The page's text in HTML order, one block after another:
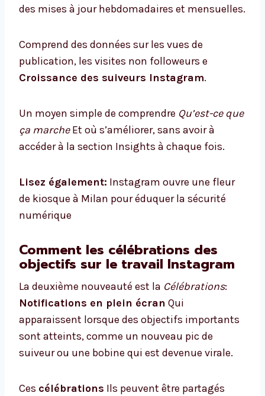
des mises à jour hebdomadaires et mensuelles.
Comprend des données sur les vues de
publication, les visites non followeurs e
Croissance des suiveurs Instagram.
Un moyen simple de comprendre Qu’est-ce que
ça marcheEt où s’améliorer, sans avoir à
accéder à la section Insights à chaque fois.
Lisez également: Instagram ouvre une fleur
de kiosque à Milan pour éduquer la sécurité
numérique
Comment les célébrations des
objectifs sur le travail Instagram
La deuxième nouveauté est la Célébrations:
Notifications en plein écran Qui
apparaissent lorsque des objectifs importants
sont atteints, comme un nouveau pic de
suiveur ou une bobine qui est devenue virale.
Ces célébrations Ils peuvent être partagés